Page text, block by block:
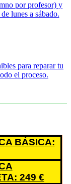
por profesor) y
lunes a sábado.
para reparar tu
el proceso.
BÁSICA:
249 €